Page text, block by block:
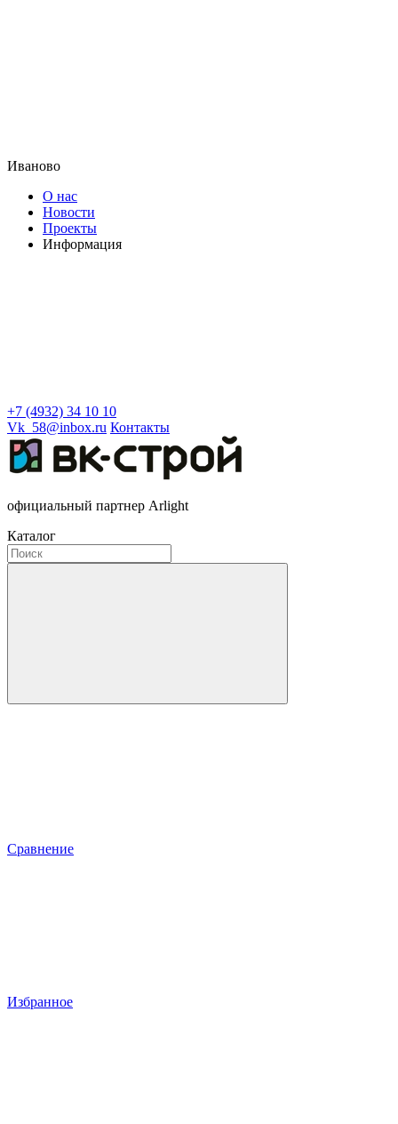
Иваново
О нас
Новости
Проекты
Информация
+7 (4932) 34 10 10
Vk_58@inbox.ru Контакты
официальный партнер Arlight
Каталог
Сравнение
Избранное